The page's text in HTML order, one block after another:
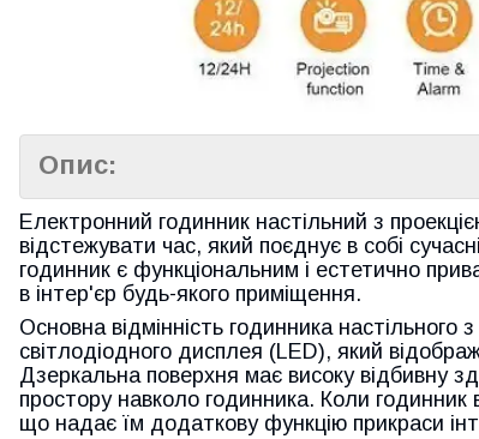
Опис:
Електронний годинник настільний з
відстежувати час, який поєднує в собі
годинник є функціональним і естетично
в інтер'єр будь-якого приміщення.
Основна відмінність годинника настільного
світлодіодного дисплея (LED), який
Дзеркальна поверхня має високу відбивну
простору навколо годинника. Коли
що надає їм додаткову функцію прикраси